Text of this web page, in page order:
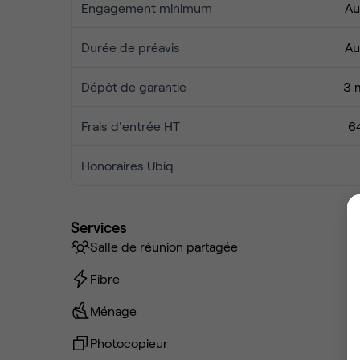
Engagement minimum
Durée de préavis
Dépôt de garantie 3
Frais d'entrée HT
Honoraires Ubiq
Services
Salle de réunion partagée
Fibre
Ménage
Photocopieur